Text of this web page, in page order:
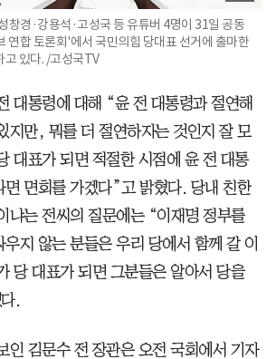
창경·강용석·고성국 등 유튜버 4명이 31일 공동
연합 토론회'에서 국민의힘 당대표 선거에 출마한
고 있다. /고성국TV
대통령에 대해 “윤 전 대통령과 절연해
지만, 뭐를 더 절연하자는 것인지 잘 모
대표가 되면 적절한 시점에 윤 전 대통
면 면회를 가겠다”고 밝혔다. 당내 친한
냐는 전씨의 질문에는 “이재명 정부를
지 않는 분들은 우리 당에서 함께 갈 이
당 대표가 되면 그분들은 알아서 당을
.
인 김문수 전 장관은 오전 국회에서 기자